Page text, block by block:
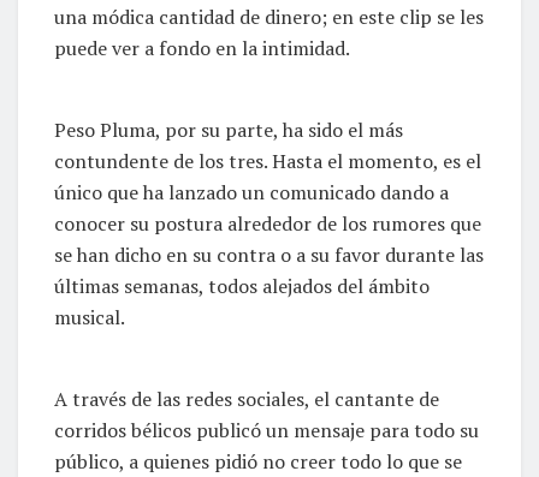
una módica cantidad de dinero; en este clip se les
puede ver a fondo en la intimidad.
Peso Pluma, por su parte, ha sido el más
contundente de los tres. Hasta el momento, es el
único que ha lanzado un comunicado dando a
conocer su postura alrededor de los rumores que
se han dicho en su contra o a su favor durante las
últimas semanas, todos alejados del ámbito
musical.
A través de las redes sociales, el cantante de
corridos bélicos publicó un mensaje para todo su
público, a quienes pidió no creer todo lo que se